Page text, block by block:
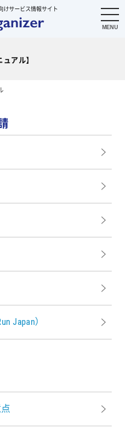
けサービス情報サイト
アル】
Japan）